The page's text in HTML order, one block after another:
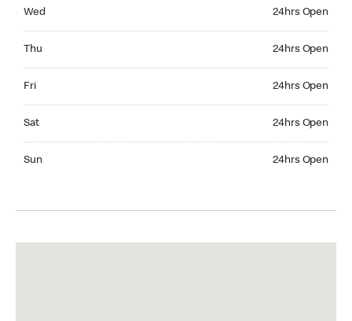
Wed 24hrs Open
Thu 24hrs Open
Fri 24hrs Open
Sat 24hrs Open
Sun 24hrs Open